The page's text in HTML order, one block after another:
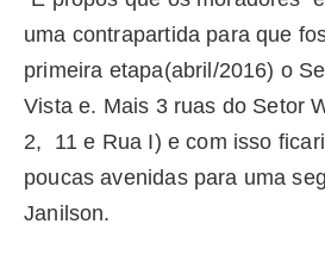
uma contrapartida para que
primeira etapa(abril/2016) o
Vista e. Mais 3 ruas do Setor
2, 11 e Rua I) e com isso
poucas avenidas para uma
Janilson.